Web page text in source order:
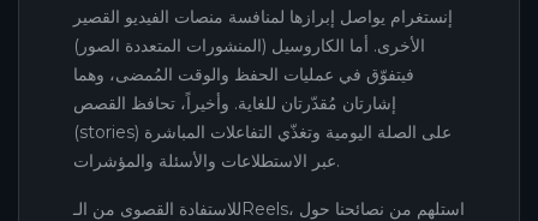
إنستغرام يواصل إبرازها لمنافسة منصات الفيديو القصير
الأخرى. أما الكاروسيل (المنشورات المتعددة الصور)
فيتفوّق في عمليات الحفظ والوقت المُمضى، وهما
إشارتان مُقدّرتان للغاية. وأخيراً، تحافظ القصص
(stories) على الصلة اليومية وتغذّي التفاعلات المباشرة
عبر الاستطلاعات والأسئلة والمؤشرات.
للاستفادة القصوى من الـReels، استلهم من نصائحنا حول